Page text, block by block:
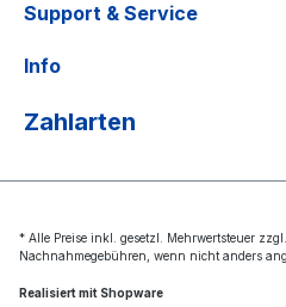
Support & Service
Info
Zahlarten
* Alle Preise inkl. gesetzl. Mehrwertsteuer zzgl.
Nachnahmegebühren, wenn nicht anders
Realisiert mit Shopware